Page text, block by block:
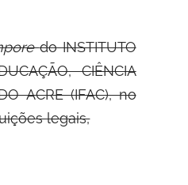
do INSTITUTO
CIÊNCIA
ACRE (IFAC), no
legais,